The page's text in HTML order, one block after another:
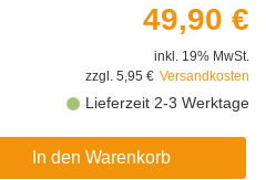
49,90 €
inkl. 19% MwSt.
zzgl. 5,95 € Versandkosten
Lieferzeit 2-3 Werktage
In den Warenkorb